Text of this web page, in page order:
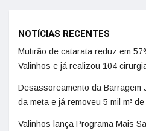
NOTÍCIAS RECENTES
Mutirão de catarata reduz em
Valinhos e já realizou 104
Desassoreamento da Barragem
da meta e já removeu 5 mil m³
Valinhos lança Programa Mais